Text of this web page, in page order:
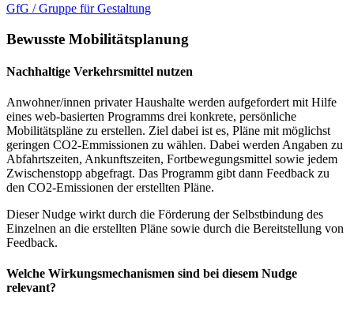
GfG / Gruppe für Gestaltung
Bewusste Mobilitätsplanung
Nachhaltige Verkehrsmittel nutzen
Anwohner/innen privater Haushalte werden aufgefordert mit Hilfe
eines web-basierten Programms drei konkrete, persönliche
Mobilitätspläne zu erstellen. Ziel dabei ist es, Pläne mit möglichst
geringen CO2-Emmissionen zu wählen. Dabei werden Angaben zu
Abfahrtszeiten, Ankunftszeiten, Fortbewegungsmittel sowie jedem
Zwischenstopp abgefragt. Das Programm gibt dann Feedback zu
den CO2-Emissionen der erstellten Pläne.
Dieser Nudge wirkt durch die Förderung der Selbstbindung des
Einzelnen an die erstellten Pläne sowie durch die Bereitstellung von
Feedback.
Welche Wirkungsmechanismen sind bei diesem Nudge
relevant?